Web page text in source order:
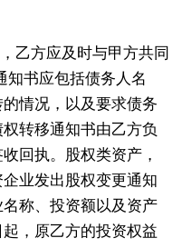
乙方应及时与甲方共同
知书应包括债务人名
情况，以及要求债务
转移通知书由乙方负
回执。股权类资产，
业发出股权变更通知
称、投资额以及资产
，原乙方的投资权益